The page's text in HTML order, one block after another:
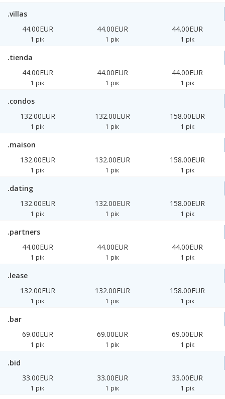
.villas
44.00EUR
1 рік
44.00EUR
1 рік
44.00EUR
1 рік
.tienda
44.00EUR
1 рік
44.00EUR
1 рік
44.00EUR
1 рік
.condos
132.00EUR
1 рік
132.00EUR
1 рік
158.00EUR
1 рік
.maison
132.00EUR
1 рік
132.00EUR
1 рік
158.00EUR
1 рік
.dating
132.00EUR
1 рік
132.00EUR
1 рік
158.00EUR
1 рік
.partners
44.00EUR
1 рік
44.00EUR
1 рік
44.00EUR
1 рік
.lease
132.00EUR
1 рік
132.00EUR
1 рік
158.00EUR
1 рік
.bar
69.00EUR
1 рік
69.00EUR
1 рік
69.00EUR
1 рік
.bid
33.00EUR
1 рік
33.00EUR
1 рік
33.00EUR
1 рік